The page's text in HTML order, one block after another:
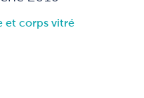
et corps vitré